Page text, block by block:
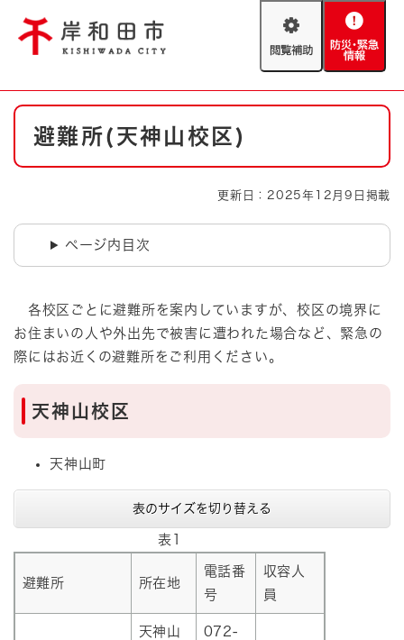
閲
助
防
緊
やさしい日本語
背景色変更 白 黒 青
防災・緊急情報 救急・消防
ハザードマップ AED設置箇所
本
避難所(天神山校区)
更新日：2025年12月9日掲載
ページ内目次
各校区ごとに避難所を案内していますが、校区の境界に
お住まいの人や外出先で被害に遭われた場合など、緊急の
際にはお近くの避難所をご利用ください。
天神山校区
天神山町
表のサイズを切り替える
表1
避難所 所在地
電話番
号
収容人
員
天神山
072-